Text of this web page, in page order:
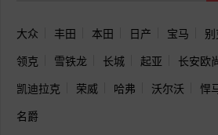
大众 丰田 本田 日产 宝马
领克
雪铁龙 长城 起亚 长安欧
凯迪拉克
荣威 哈弗 沃尔沃 悍
名爵